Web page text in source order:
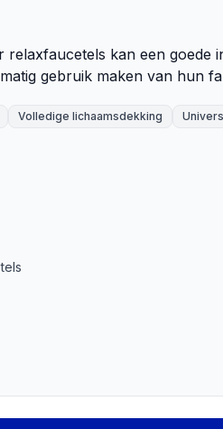
relaxfaucetels kan een goede
gebruik maken van hun
Volledige lichaamsdekking